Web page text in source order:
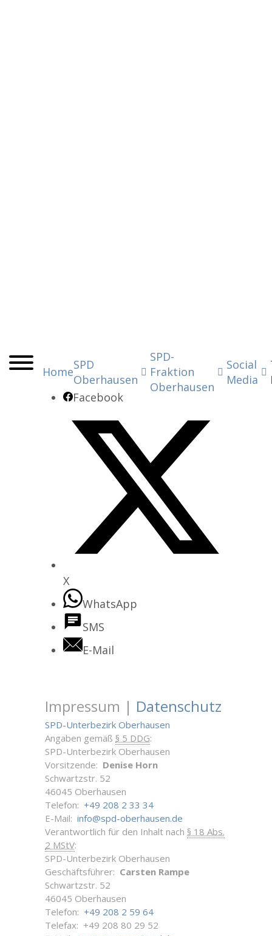
Home
SPD
Oberhausen
SPD-
Fraktion
Oberhausen
Social
Media
Facebook
X
WhatsApp
SMS
E-Mail
Impressum | Datenschutz
SPD-Unterbezirk Oberhausen
Angaben gemäß § 5 DDG:
SPD-Unterbezirk Oberhausen
Vorsitzende: Denise Horn
Schwartzstr. 52
46045 Oberhausen
Telefon: +49 208 2 33 34
E-Mail: info@spd-oberhausen.de
Verantwortlich für den Inhalt nach § 18 Abs.
2 MStV:
SPD-Unterbezirk Oberhausen
Geschäftsführer: Carsten Rampe
Schwartzstr. 52
46045 Oberhausen
Telefon: +49 208 2 59 64
Telefax: +49 208 80 29 52